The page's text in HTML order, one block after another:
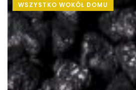
WSZYSTKO WOKÓŁ DOMU